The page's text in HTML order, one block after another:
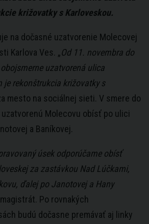
križovatky s Karloveskou.
na dočasné uzatvorenie Molecovej
Karlova Ves. „Od 11. novembra do
uzatvorená ulica
je rekonštrukcia križovatky s
mesto na sociálnej sieti. V smere do
Molecovu obísť po ulici
a Baníkovej.
úsek odporúčame obísť
za zastávkou Nad Lúčkami,
ďalej po Janotovej a Hany
Po rovnakých
budú dočasne premávať aj linky